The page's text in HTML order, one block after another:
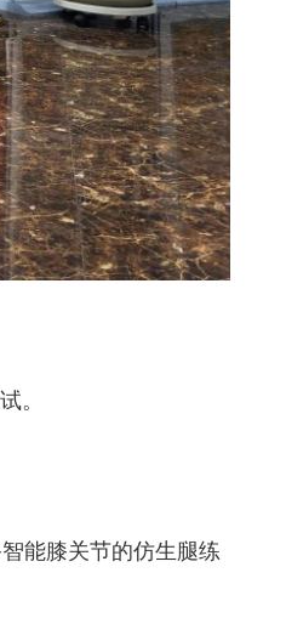
。
能膝关节的仿生腿练